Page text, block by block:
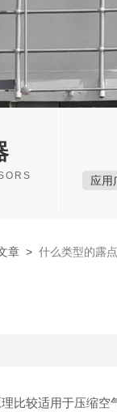
应用
章 > 什么类型的露
比较适用于压缩空